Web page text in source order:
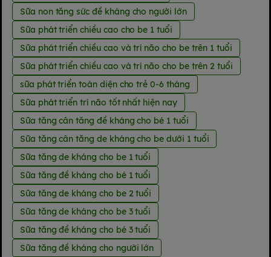
Sữa non tăng sức đề kháng cho người lớn
Sữa phát triển chiều cao cho be 1 tuổi
Sữa phát triển chiều cao và trí não cho be trên 1 tuổi
Sữa phát triển chiều cao và trí não cho be trên 2 tuổi
sữa phát triển toàn diện cho trẻ 0-6 tháng
Sữa phát triển trí não tốt nhất hiện nay
Sữa tăng cân tăng đề kháng cho bé 1 tuổi
Sữa tăng cân tăng de kháng cho be dưới 1 tuổi
Sữa tăng de kháng cho be 1 tuổi
Sữa tăng đề kháng cho bé 1 tuổi
Sữa tăng de kháng cho be 2 tuổi
Sữa tăng de kháng cho be 3 tuổi
Sữa tăng đề kháng cho bé 3 tuổi
Sữa tăng đề kháng cho người lớn